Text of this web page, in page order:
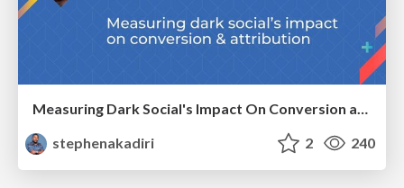
stephenakadiri
2 240